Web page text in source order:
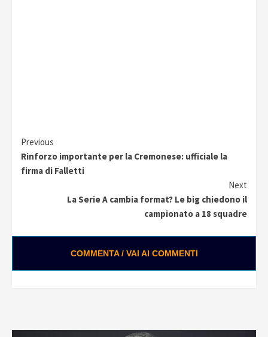
Continue
Reading
Previous
Rinforzo importante per la Cremonese: ufficiale la
firma di Falletti
Next
La Serie A cambia format? Le big chiedono il
campionato a 18 squadre
COMMENTA / VAI AI COMMENTI